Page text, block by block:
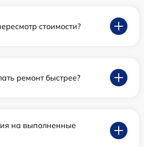
стоимости?
ремонт быстрее?
на выполненные